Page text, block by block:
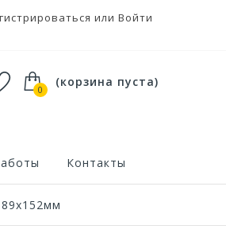
или Войти
0
(корзина пуста)
Контакты